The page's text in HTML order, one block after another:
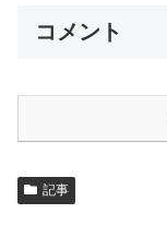
コメント
記事